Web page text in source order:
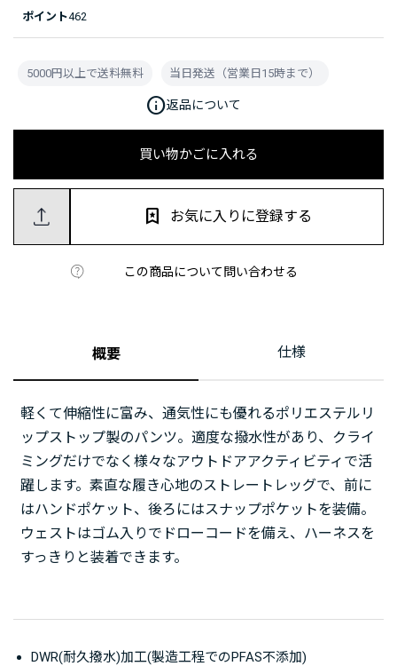
ポイント462
買い物かごに入れる
この商品について問い合わせる
お気に入りに登録する
5000円以上で送料無料 当日発送（営業日15時まで）
info返品について
概要 仕様
軽くて伸縮性に富み、通気性にも優れるポリエステルリ
ップストップ製のパンツ。適度な撥水性があり、クライ
ミングだけでなく様々なアウトドアアクティビティで活
躍します。素直な履き心地のストレートレッグで、前に
はハンドポケット、後ろにはスナップポケットを装備。
ウェストはゴム入りでドローコードを備え、ハーネスを
すっきりと装着できます。
DWR(耐久撥水)加工(製造工程でのPFAS不添加)